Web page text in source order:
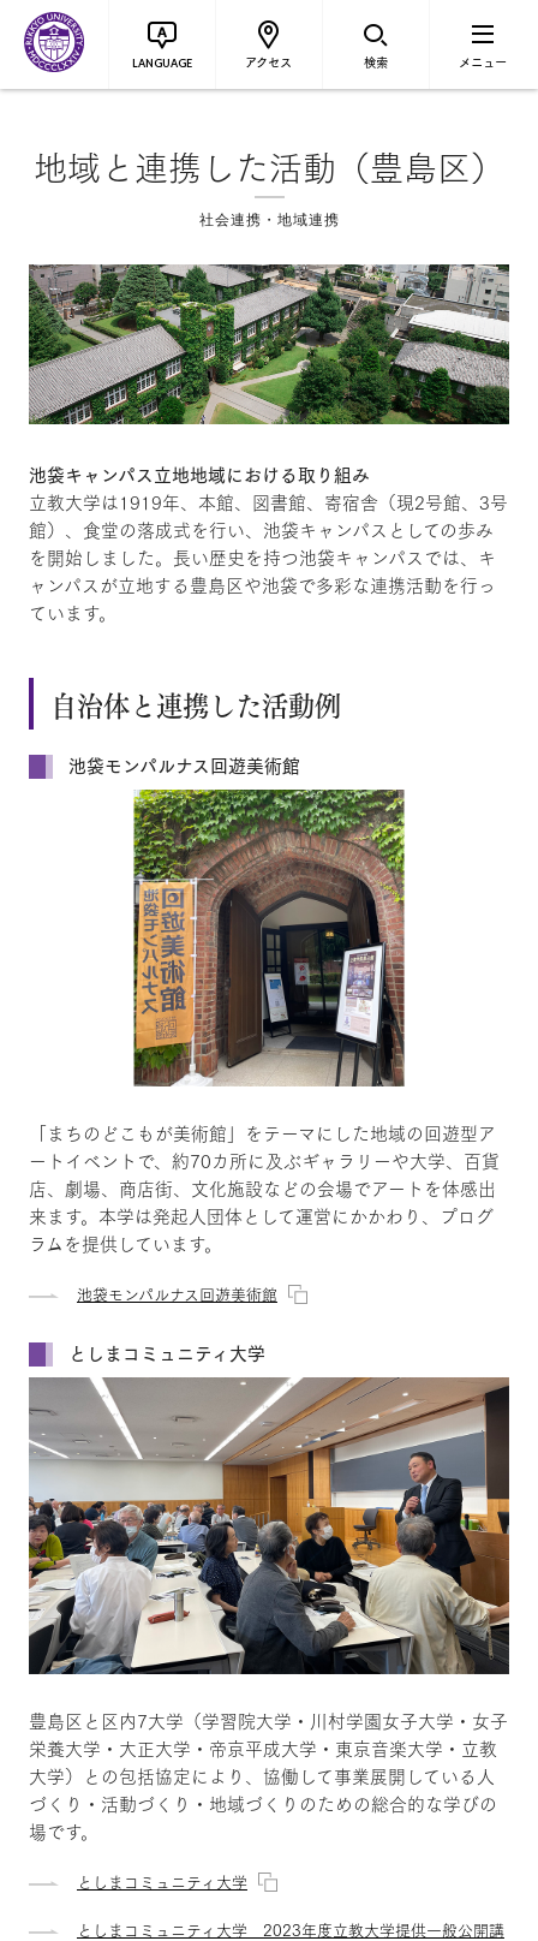
LANGUAGE アクセス 検索 メニュー
地域と連携した活動（豊島区）
社会連携・地域連携
池袋キャンパス立地地域における取り組み
立教大学は1919年、本館、図書館、寄宿舎（現2号館、3号
館）、食堂の落成式を行い、池袋キャンパスとしての歩み
を開始しました。長い歴史を持つ池袋キャンパスでは、キ
ャンパスが立地する豊島区や池袋で多彩な連携活動を行っ
ています。
自治体と連携した活動例
池袋モンパルナス回遊美術館
「まちのどこもが美術館」をテーマにした地域の回遊型ア
ートイベントで、約70カ所に及ぶギャラリーや大学、百貨
店、劇場、商店街、文化施設などの会場でアートを体感出
来ます。本学は発起人団体として運営にかかわり、プログ
ラムを提供しています。
池袋モンパルナス回遊美術館
としまコミュニティ大学
豊島区と区内7大学（学習院大学・川村学園女子大学・女子
栄養大学・大正大学・帝京平成大学・東京音楽大学・立教
大学）との包括協定により、協働して事業展開している人
づくり・活動づくり・地域づくりのための総合的な学びの
場です。
としまコミュニティ大学
としまコミュニティ大学 2023年度立教大学提供一般公開講